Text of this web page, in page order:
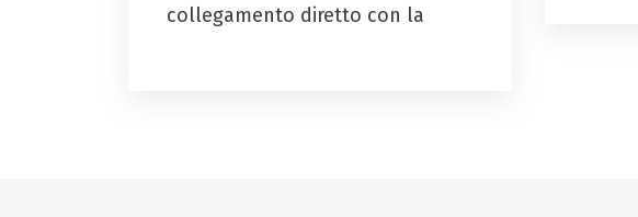
collegamento diretto con la